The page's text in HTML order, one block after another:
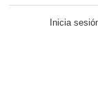
Inicia